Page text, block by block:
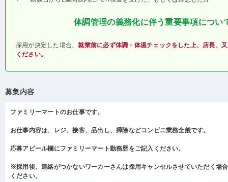
体調管理の義務化に伴う重要事項につい
採用が決定した場合、就業前に必ず体調・体温チェックをした上、店長、
ください。
募集内容
ファミリーマートのお仕事です。
お仕事内容は、レジ、接客、品出し、掃除などコンビニ業務全般です。
応募アピール欄にファミリーマート勤務歴をご記入ください。
※採用後、連絡がつかないワーカーさんは採用キャンセルさせていただく場
ください。